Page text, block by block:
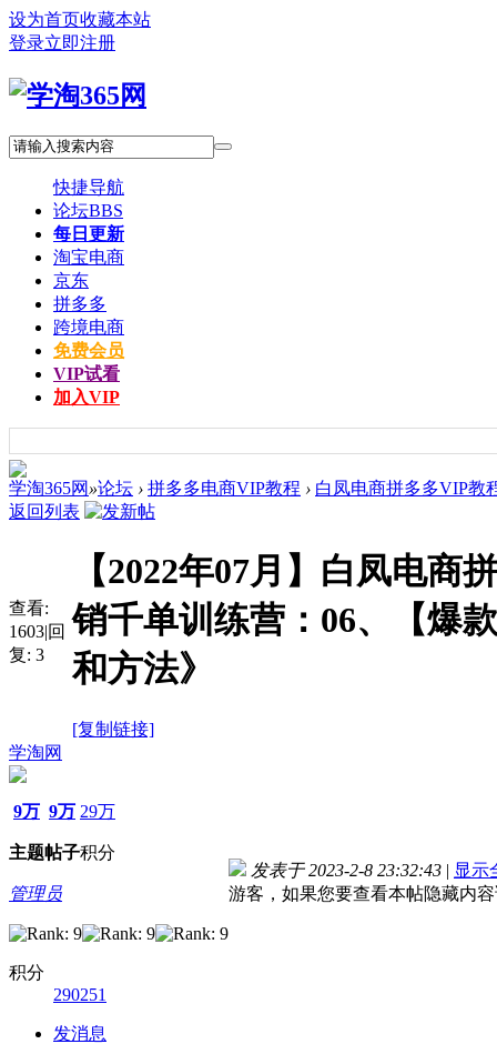
设为首页收藏本站
登录立即注册
快捷导航
论坛BBS
每日更新
淘宝电商
京东
拼多多
跨境电商
免费会员
VIP试看
加入VIP
学淘365网 »论坛 › 拼多多电商VIP教程 › 白凤电商拼多多VIP教
返回列表
查看:
1603|回
复: 3
【2022年07月】白凤电
销千单训练营：06、【爆
和方法》
[复制链接]
学淘网
9万
主题
9万
帖子
29万
积分
管理员
积分
290251
发消息
发表于 2023-2-8 23:32:43 | 显示
游客，如果您要查看本帖隐藏内